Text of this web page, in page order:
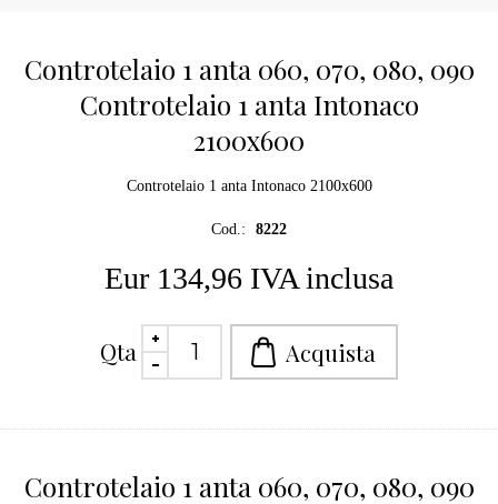
Controtelaio 1 anta 060, 070, 080, 090
Controtelaio 1 anta Intonaco
2100x600
Controtelaio 1 anta Intonaco 2100x600
Cod.: 8222
Eur 134,96 IVA inclusa
Qta
Controtelaio 1 anta 060, 070, 080, 090